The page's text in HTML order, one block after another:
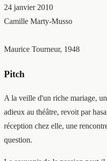
24 janvier 2010
Camille Marty-Musso
Maurice Tourneur, 1948
Pitch
A la veille d'un riche mariage,
adieux au théâtre, revoit par
réception chez elle, une
question.